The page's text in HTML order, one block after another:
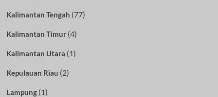
Kalimantan Tengah (77)
Kalimantan Timur(4)
Kalimantan Utara (1)
Kepulauan Riau (2)
Lampung(1)